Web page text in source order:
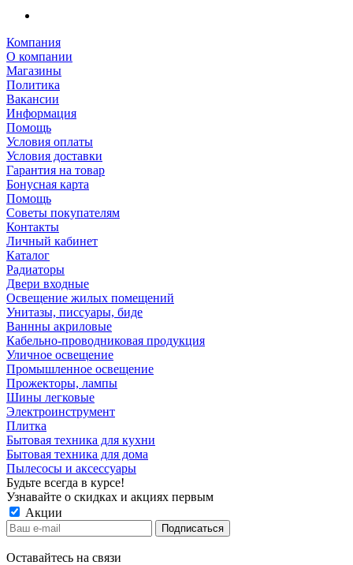
Компания
О компании
Магазины
Политика
Вакансии
Информация
Помощь
Условия оплаты
Условия доставки
Гарантия на товар
Бонусная карта
Помощь
Советы покупателям
Контакты
Личный кабинет
Каталог
Радиаторы
Двери входные
Освещение жилых помещений
Унитазы, писсуары, биде
Ваннны акриловые
Кабельно-проводниковая продукция
Уличное освещение
Промышленное освещение
Прожекторы, лампы
Шины легковые
Электроинструмент
Плитка
Бытовая техника для кухни
Бытовая техника для дома
Пылесосы и аксессуары
Будьте всегда в курсе!
Узнавайте о скидках и акциях первым
Акции
Оставайтесь на связи